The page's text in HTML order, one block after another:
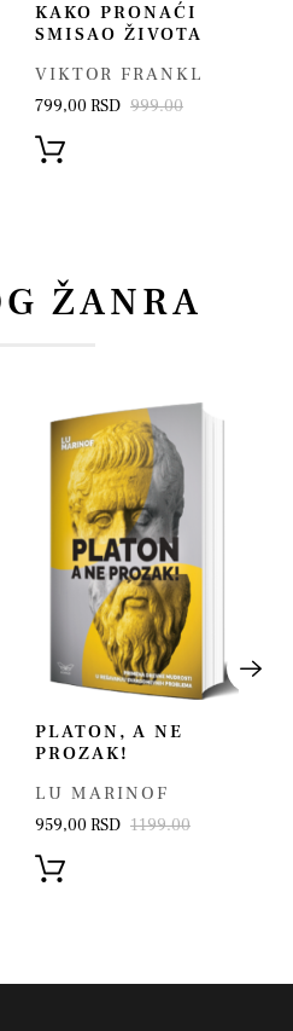
KAKO PRONAĆI
SMISAO ŽIVOTA
VIKTOR FRANKL
799,00 RSD 999.00
ŽANRA
PLATON, A NE
PROZAK!
LU MARINOF
959,00 RSD 1199.00